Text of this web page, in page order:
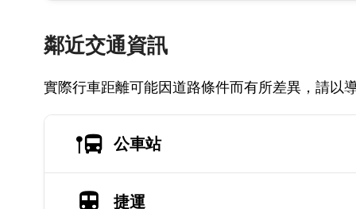
鄰近交通資訊
實際行車距離可能因道路條件而有所差異，請以
公車站
捷運